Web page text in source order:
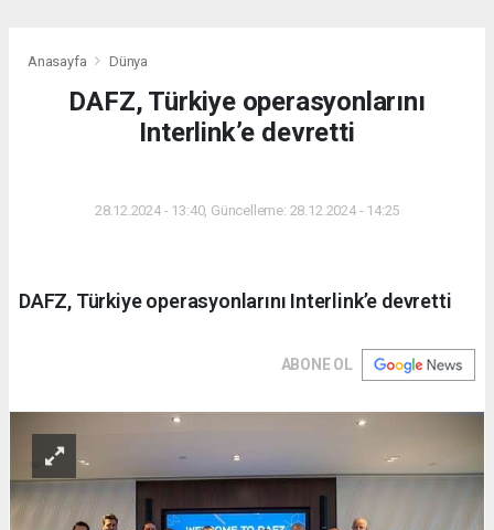
Anasayfa Dünya
DAFZ, Türkiye operasyonlarını
Interlink’e devretti
28.12.2024 - 13:40, Güncelleme: 28.12.2024 - 14:25
DAFZ, Türkiye operasyonlarını Interlink’e devretti
ABONE OL